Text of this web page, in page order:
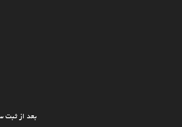
بعد از ثبت